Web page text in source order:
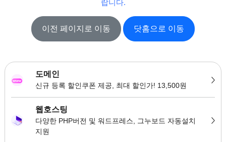
랍니다.
이전 페이지로 이동 닷홈으로 이동
도메인
신규 등록 할인쿠폰 제공, 최대 할인가! 13,500원
웹호스팅
다양한 PHP버전 및 워드프레스, 그누보드 자동설치
지원